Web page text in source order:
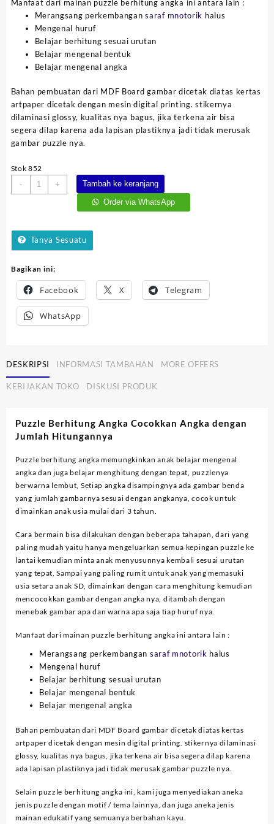
Rp35.000.adalah:
Manfaat dari mainan puzzle berhitung angka ini antara lain :
Merangsang perkembangansaraf mnotorik halus
Mengenal huruf
Belajar berhitung sesuai urutan
Belajar mengenal bentuk
Belajar mengenal angka
Bahan pembuatan dari MDF Board gambar dicetak diatas kertas
artpaper dicetak dengan mesin digital printing. stikernya
dilaminasi glossy, kualitas nya bagus, jika terkena air bisa
segera dilap karena ada lapisan plastiknya jadi tidak merusak
gambar puzzle nya.
Stok 852
-
Kuantitas
Puzzle
+
Tambah ke keranjang
Order via WhatsApp
Tanya Sesuatu
Bagikan ini:
Facebook X Telegram
WhatsApp
DESKRIPSI INFORMASI TAMBAHAN MORE OFFERS
KEBIJAKAN TOKO DISKUSI PRODUK
Puzzle Berhitung Angka Cocokkan Angka dengan
Jumlah Hitungannya
Puzzle berhitung angka memungkinkan anak belajar mengenal
angka dan juga belajar menghitung dengan tepat, puzzlenya
berwarna lembut, Setiap angka disampingnya ada gambar benda
yang jumlah gambarnya sesuai dengan angkanya, cocok untuk
dimainkan anak usia mulai dari 3 tahun.
Cara bermain bisa dilakukan dengan beberapa tahapan, dari yang
paling mudah yaitu hanya mengeluarkan semua kepingan puzzle ke
lantai kemudian minta anak menyusunnya kembali sesuai urutan
yang tepat, Sampai yang paling rumit untuk anak yang memasuki
usia setara anak SD, dimainkan dengan cara menghitung kemudian
mencocokkan gambar dengan angka nya, ditambah dengan
menebak gambar apa dan warna apa saja tiap huruf nya.
Manfaat dari mainan puzzle berhitung angka ini antara lain :
Merangsang perkembangan saraf mnotorik halus
Mengenal huruf
Belajar berhitung sesuai urutan
Belajar mengenal bentuk
Belajar mengenal angka
Bahan pembuatan dari MDF Board gambar dicetak diatas kertas
artpaper dicetak dengan mesin digital printing. stikernya dilaminasi
glossy, kualitas nya bagus, jika terkena air bisa segera dilap karena
ada lapisan plastiknya jadi tidak merusak gambar puzzle nya.
Selain puzzle berhitung angka ini, kami juga menyediakan aneka
jenis puzzle dengan motif / tema lainnya, dan juga aneka jenis
mainan edukatif yang semuanya berbahan kayu.